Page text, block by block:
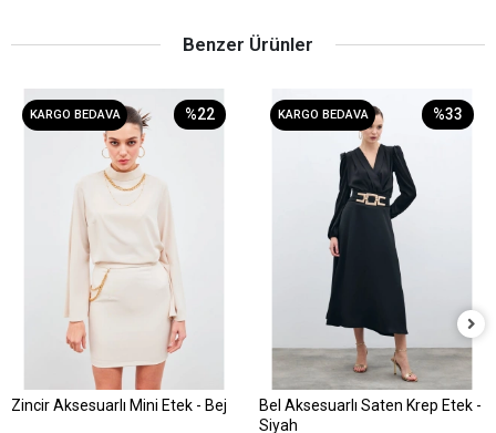
Benzer Ürünler
KARGO BEDAVA %22
Sepete Ekle
Zincir Aksesuarlı Mini Etek - Bej
KARGO BEDAVA %33
Sepete Ekle
Bel Aksesuarlı Saten Krep Etek -
Siyah